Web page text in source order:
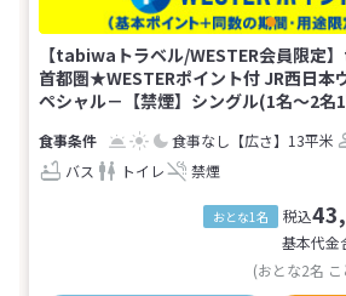
【tabiwaトラベル/WESTER会員限定
首都圏★WESTERポイント付 JR西日本
ペシャル－【禁煙】シングル(1名～2名
食事なし 【広さ】13平米
バス
トイレ 禁煙
おとな1名 税込
基本代金
(おとな2名